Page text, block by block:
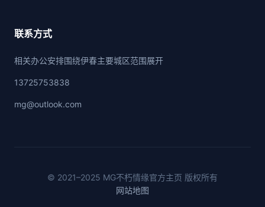
联系方式
相关办公安排围绕伊春主要城区范围展开
13725753838
mg@outlook.com
© 2021–2025 MG不朽情缘官方主页 版权所有
网站地图